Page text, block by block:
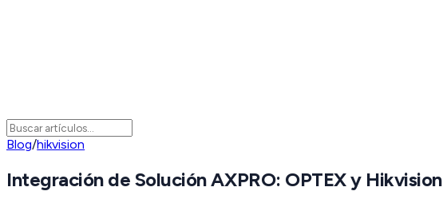
Blog/hikvision
Integración de Solución AXPRO: OPTEX y Hikvision